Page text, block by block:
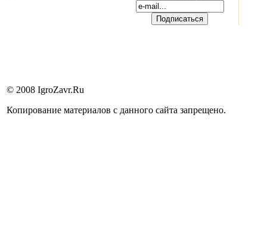
© 2008 IgroZavr.Ru
Копирование материалов с данного сайта запрещено.